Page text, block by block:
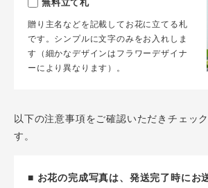
無料立て札
贈り主名などを記載してお花に立てる札
です。シンプルに文字のみをお入れしま
す（細かなデザインはフラワーデザイナ
ーにより異なります）。
以下の注意事項をご確認いただきチェッ
す。
■ お花の完成写真は、発送完了時にお